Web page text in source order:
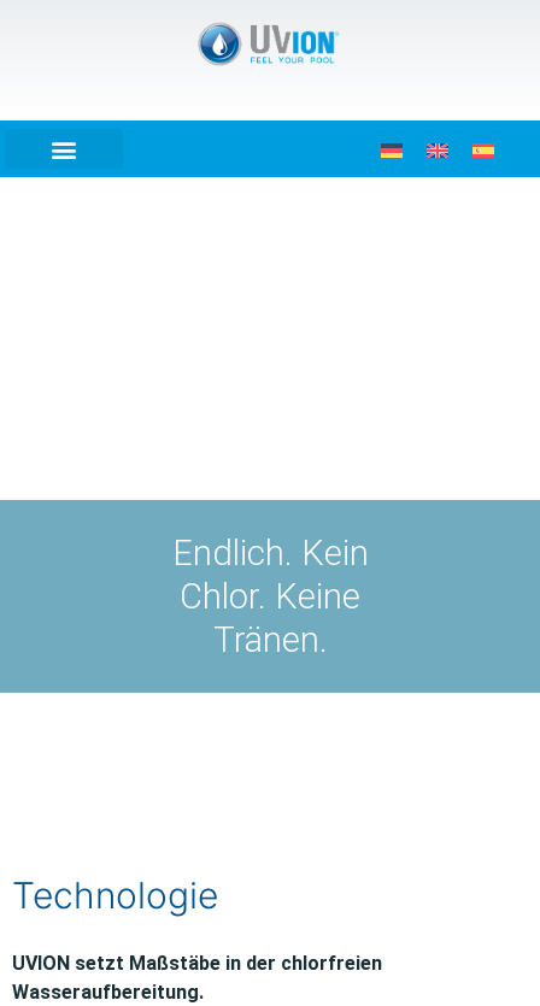
Endlich. Kein
Chlor. Keine
Tränen.
Technologie
UVION setzt Maßstäbe in der chlorfreien
Wasseraufbereitung.